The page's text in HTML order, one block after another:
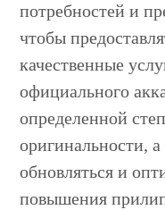
потребностей и
чтобы
качественные
официального
определенной
оригинальности,
обновляться и
повышения